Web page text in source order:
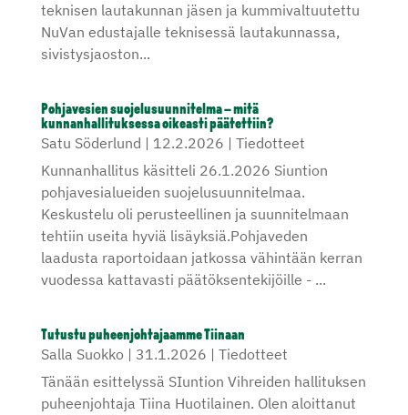
teknisen lautakunnan jäsen ja kummivaltuutettu
NuVan edustajalle teknisessä lautakunnassa,
sivistysjaoston...
Pohjavesien suojelusuunnitelma – mitä
kunnanhallituksessa oikeasti päätettiin?
Satu Söderlund | 12.2.2026 | Tiedotteet
Kunnanhallitus käsitteli 26.1.2026 Siuntion
pohjavesialueiden suojelusuunnitelmaa.
Keskustelu oli perusteellinen ja suunnitelmaan
tehtiin useita hyviä lisäyksiä.Pohjaveden
laadusta raportoidaan jatkossa vähintään kerran
vuodessa kattavasti päätöksentekijöille - ...
Tutustu puheenjohtajaamme Tiinaan
Salla Suokko| 31.1.2026 | Tiedotteet
Tänään esittelyssä SIuntion Vihreiden hallituksen
puheenjohtaja Tiina Huotilainen. Olen aloittanut